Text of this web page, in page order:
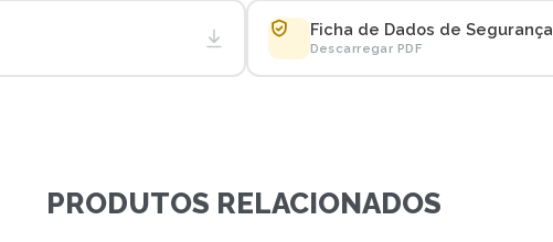
Ficha de Dados de Segurança
Descarregar PDF
PRODUTOS RELACIONADOS